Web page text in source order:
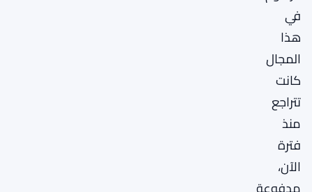
في
هذا
المجال
كانت
تتراجع
منذ
فترة
الآن،